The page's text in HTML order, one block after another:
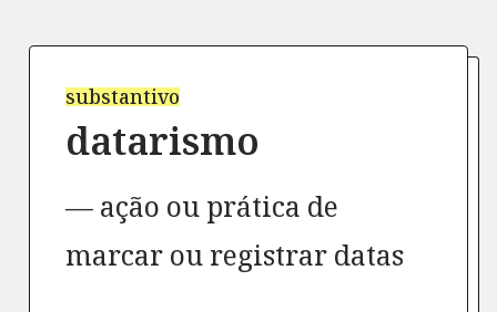
substantivo
datarismo
ação ou prática de
marcar ou registrar datas